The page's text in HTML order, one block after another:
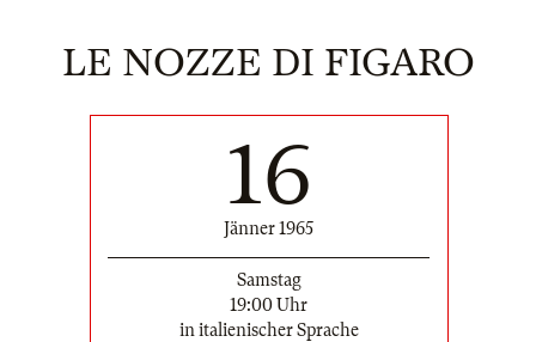
LE NOZZE DI FIGARO
16
Jänner 1965
Samstag
19:00 Uhr
in italienischer Sprache